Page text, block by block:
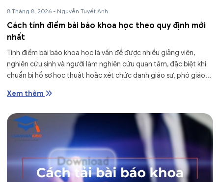
8 Tháng 8, 2026 - Nguyễn Tuyết Anh
Cách tính điểm bài báo khoa học theo quy định mới
nhất
Tính điểm bài báo khoa học là vấn đề được nhiều giảng viên,
nghiên cứu sinh và người làm nghiên cứu quan tâm, đặc biệt khi
chuẩn bị hồ sơ học thuật hoặc xét chức danh giáo sư, phó giáo...
Xem thêm